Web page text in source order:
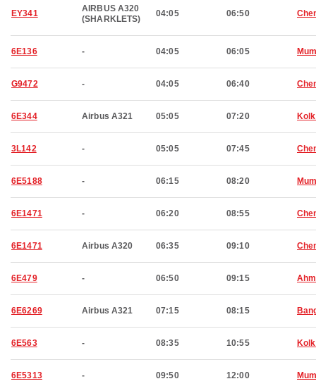
EY341
AIRBUS A320
(SHARKLETS)
04:05 06:50
6E136 - 04:05 06:05
G9472 - 04:05 06:40
6E344 Airbus A321 05:05 07:20
3L142 - 05:05 07:45
6E5188 - 06:15 08:20
6E1471 - 06:20 08:55
6E1471 Airbus A320 06:35 09:10
6E479 - 06:50 09:15
6E6269 Airbus A321 07:15 08:15
6E563 - 08:35 10:55
6E5313 - 09:50 12:00